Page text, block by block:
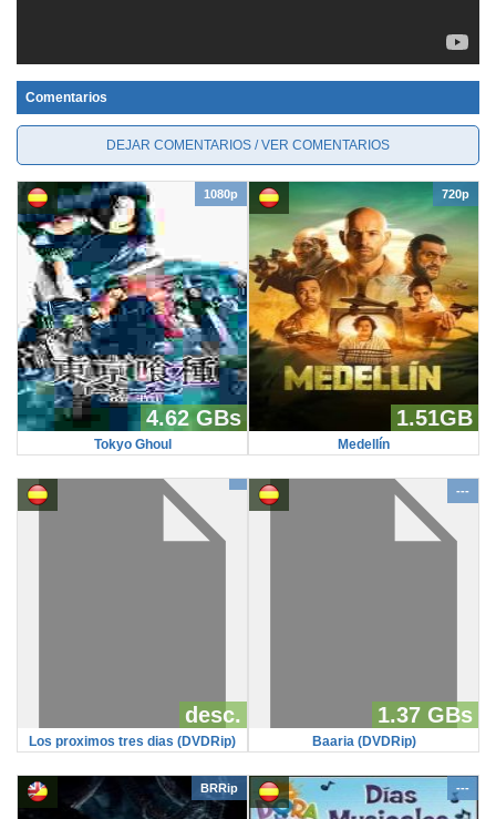
Comentarios
DEJAR COMENTARIOS / VER COMENTARIOS
1080p
4.62 GBs
Tokyo Ghoul
720p
1.51GB
Medellín
desc.
Los proximos tres dias (DVDRip)
---
1.37 GBs
Baaria (DVDRip)
BRRip ---